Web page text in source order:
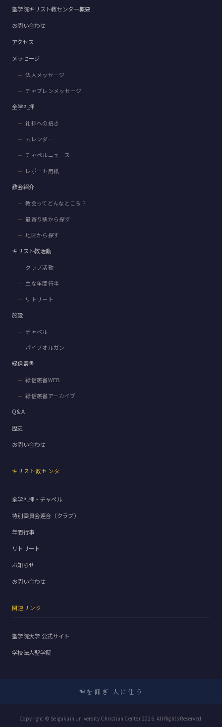
聖学院キリスト教センター概要
お問い合わせ
アクセス
メッセージ
法人メッセージ
チャプレンメッセージ
全学礼拝
礼拝への招き
カレンダー
チャペルニュース
レポート用紙
教会紹介
教会ってどんなところ？
最寄り駅から探す
地図から探す
キリスト教活動
クラブ活動
主な年間行事
リトリート
施設
チャペル
パイプオルガン
緑信叢書
緑信叢書WEB
緑信叢書アーカイブ
Q&A
歴史
お問い合わせ
キリスト教センター
全学礼拝・チャペル
特別委員会連合（クラブ）
年間行事
リトリート
お知らせ
お問い合わせ
関連リンク
聖学院大学 公式サイト
学校法人聖学院
神を仰ぎ 人に仕う
Copyright © Seigakuin University Christian Center 2026. All Rights Reserved.